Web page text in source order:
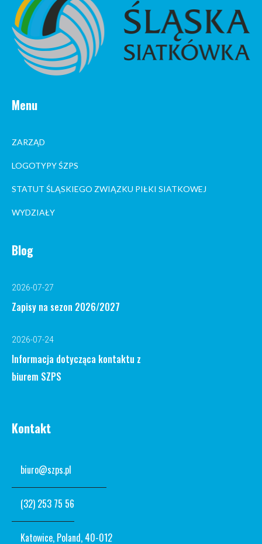
Menu
ZARZĄD
LOGOTYPY ŚZPS
STATUT ŚLĄSKIEGO ZWIĄZKU PIŁKI SIATKOWEJ
WYDZIAŁY
Blog
2026-07-27
Zapisy na sezon 2026/2027
2026-07-24
Informacja dotycząca kontaktu z
biurem SZPS
Kontakt
biuro@szps.pl
(32) 253 75 56
Katowice, Poland, 40-012